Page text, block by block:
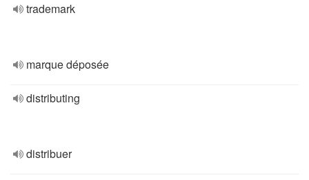
trademark
marque déposée
distributing
distribuer